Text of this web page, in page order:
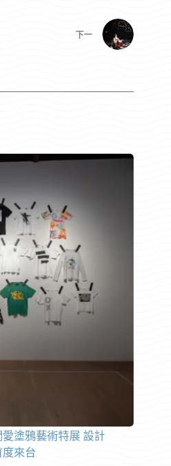
下一
愛塗鴉藝術特展 設計
度來台